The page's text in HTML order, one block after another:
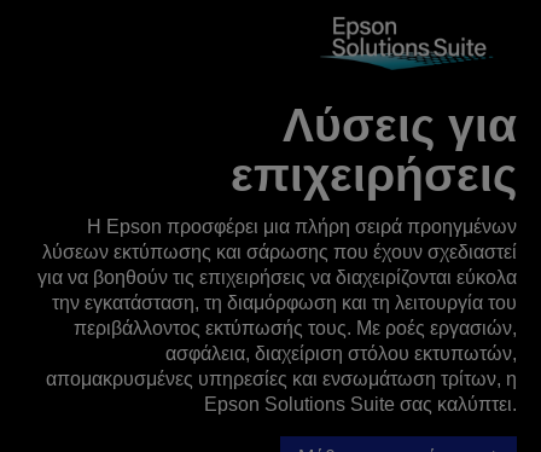
Λύσεις για
επιχειρήσεις
Η Epson προσφέρει μια πλήρη σειρά προηγμένων
λύσεων εκτύπωσης και σάρωσης που έχουν σχεδιαστεί
για να βοηθούν τις επιχειρήσεις να διαχειρίζονται εύκολα
την εγκατάσταση, τη διαμόρφωση και τη λειτουργία του
περιβάλλοντος εκτύπωσής τους. Με ροές εργασιών,
ασφάλεια, διαχείριση στόλου εκτυπωτών,
απομακρυσμένες υπηρεσίες και ενσωμάτωση τρίτων, η
Epson Solutions Suite σας καλύπτει.